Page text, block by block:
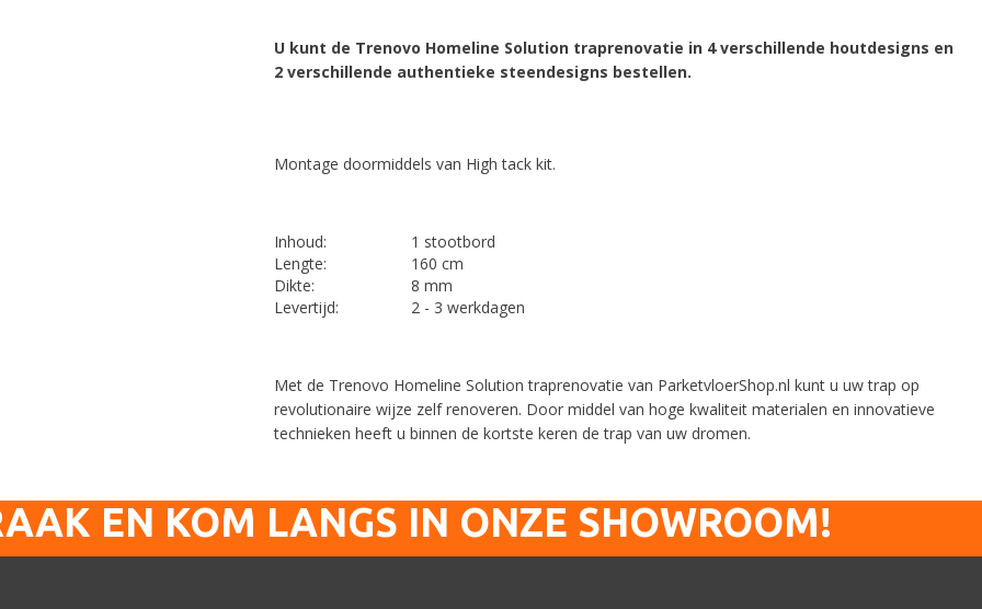
U kunt de Trenovo Homeline Solution traprenovatie in 4 verschillende houtdesigns en
2 verschillende authentieke steendesigns bestellen.
Montage doormiddels van High tack kit.
Inhoud:
Lengte:
Dikte:
Levertijd:
1 stootbord
160 cm
8 mm
2 - 3 werkdagen
Met de Trenovo Homeline Solution traprenovatie van ParketvloerShop.nl kunt u uw trap op
revolutionaire wijze zelf renoveren. Door middel van hoge kwaliteit materialen en innovatieve
technieken heeft u binnen de kortste keren de trap van uw dromen.
EN KOM LANGS IN ONZE SHOWROOM!